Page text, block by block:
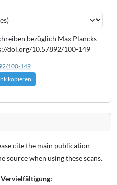
bezüglich Max Plancks
doi.org/10.57892/100-149
100-149
kopieren
cite the main publication
source when using these scans.